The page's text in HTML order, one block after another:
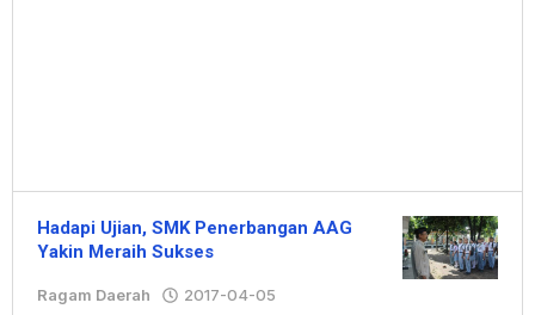
Hadapi Ujian, SMK Penerbangan AAG
Yakin Meraih Sukses
Ragam Daerah 2017-04-05